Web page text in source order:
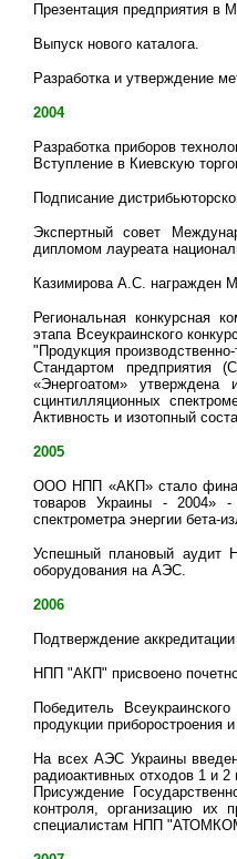
Презентация предприятия в
Выпуск нового каталога.
Разработка и утверждение
2004
Разработка приборов
Вступление в Киевскую
Подписание
Экспертный совет
дипломом лауреата
Казимирова А.С. награжден
Региональная
этапа Всеукраинского
"Продукция
Стандартом
«Энергоатом»
сцинтилляционных
Активность и изотопный
2005
ООО НПП «АКП» стало
товаров Украины - 2004» -
спектрометра энергии бета-
Успешный плановый аудит
оборудования на АЭС.
2006
Подтверждение
НПП "АКП" присвоено
Победитель
продукции приборостроения
На всех АЭС Украины
радиоактивных отходов 1 и
Присуждение
контроля, организацию их
специалистам НПП